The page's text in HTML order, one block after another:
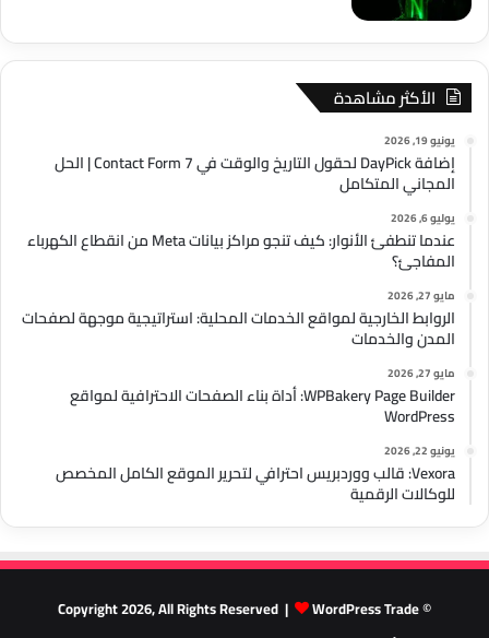
الأكثر مشاهدة
يونيو 19, 2026
إضافة DayPick لحقول التاريخ والوقت في Contact Form 7 | الحل
المجاني المتكامل
يوليو 6, 2026
عندما تنطفئ الأنوار: كيف تنجو مراكز بيانات Meta من انقطاع الكهرباء
المفاجئ؟
مايو 27, 2026
الروابط الخارجية لمواقع الخدمات المحلية: استراتيجية موجهة لصفحات
المدن والخدمات
مايو 27, 2026
WPBakery Page Builder: أداة بناء الصفحات الاحترافية لمواقع
WordPress
يونيو 22, 2026
Vexora: قالب ووردبريس احترافي لتحرير الموقع الكامل المخصص
للوكالات الرقمية
© Copyright 2026, All Rights Reserved |
WordPress Trade